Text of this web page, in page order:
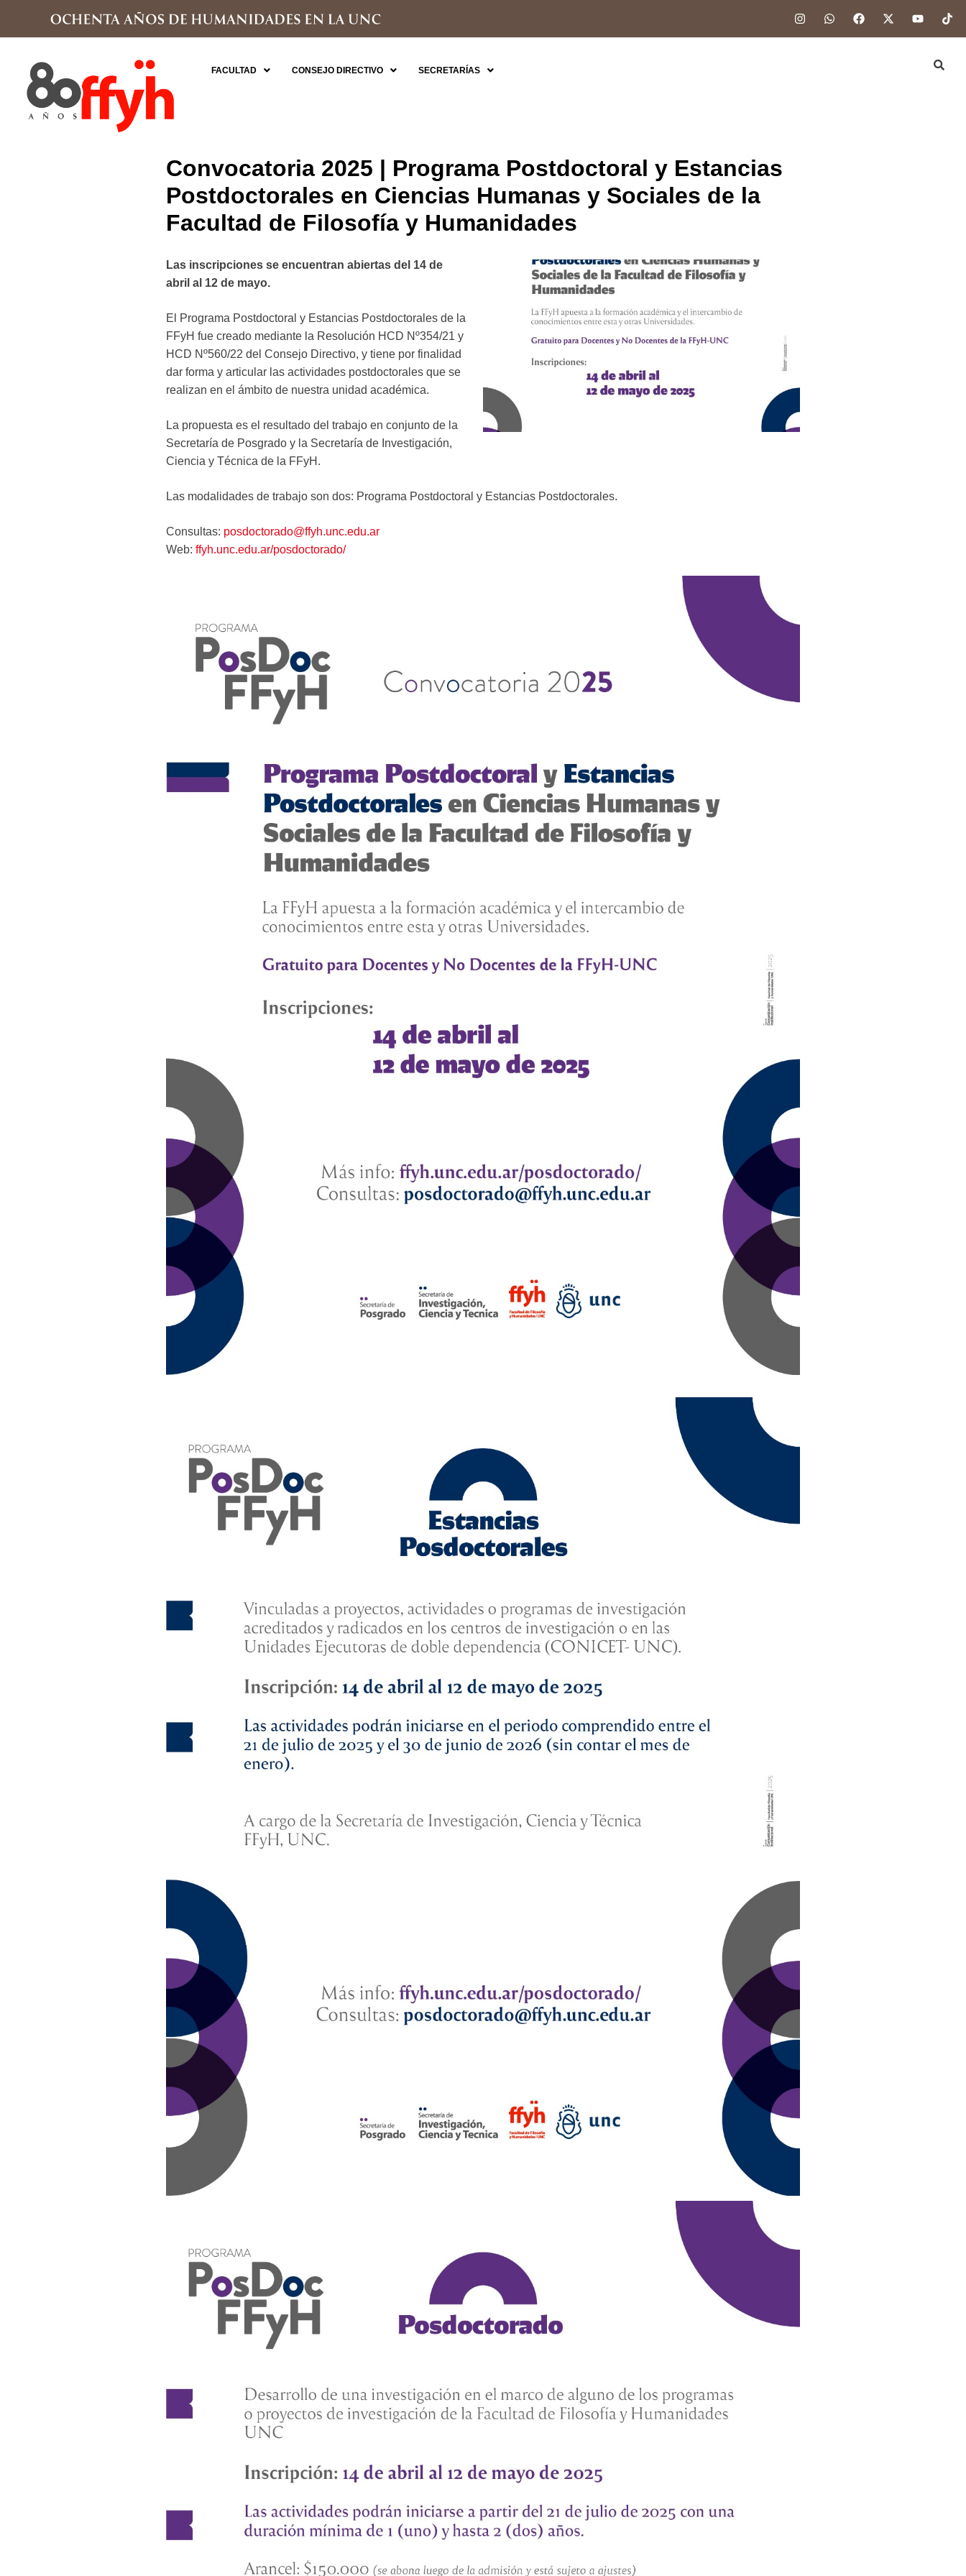
FACULTAD CONSEJO DIRECTIVO SECRETARÍAS
Convocatoria 2025 | Programa Postdoctoral y Estancias
Postdoctorales en Ciencias Humanas y Sociales de la
Facultad de Filosofía y Humanidades
Las inscripciones se encuentran abiertas del 14 de
abril al 12 de mayo.
El Programa Postdoctoral y Estancias Postdoctorales de la
FFyH fue creado mediante la Resolución HCD Nº354/21 y
HCD Nº560/22 del Consejo Directivo, y tiene por finalidad
dar forma y articular las actividades postdoctorales que se
realizan en el ámbito de nuestra unidad académica.
La propuesta es el resultado del trabajo en conjunto de la
Secretaría de Posgrado y la Secretaría de Investigación,
Ciencia y Técnica de la FFyH.
Las modalidades de trabajo son dos: Programa Postdoctoral y Estancias Postdoctorales.
Consultas: posdoctorado@ffyh.unc.edu.ar
Web: ffyh.unc.edu.ar/posdoctorado/